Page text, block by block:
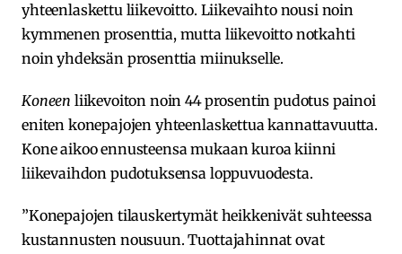
yhteenlaskettu liikevoitto. Liikevaihto nousi noin
kymmenen prosenttia, mutta liikevoitto notkahti
noin yhdeksän prosenttia miinukselle.
Koneen liikevoiton noin 44 prosentin pudotus painoi
eniten konepajojen yhteenlaskettua kannattavuutta.
Kone aikoo ennusteensa mukaan kuroa kiinni
liikevaihdon pudotuksensa loppuvuodesta.
”Konepajojen tilauskertymät heikkenivät suhteessa
kustannusten nousuun. Tuottajahinnat ovat